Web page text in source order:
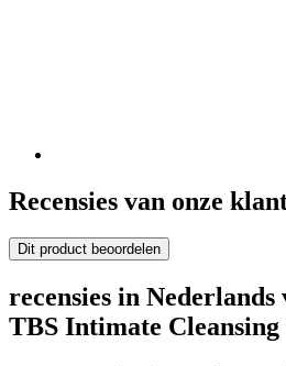
Recensies van onze
Dit product beoordelen
recensies in
TBS Intimate Cleansing